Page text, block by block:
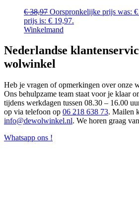
€38,97 Oorspronkelijke prijs was:
prijs is: € 19,97.
Winkelmand
Nederlandse
wolwinkel
Heb je vragen of opmerkingen over onze
Ons behulpzame team staat voor je klaar
tijdens werkdagen tussen 08.30 – 16.00
op via telefoon op 06 218 638 73. Mailen
info@dewolwinkel.nl. We horen graag
Whatsapp ons !